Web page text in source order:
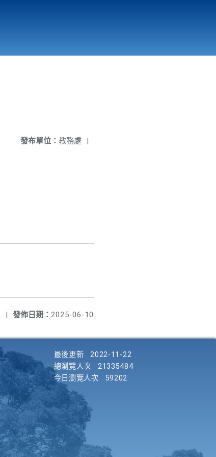
發布單位： 教務處 |
發佈日期： 2025-06-10
|
最後更新
2022-11-22
總瀏覽人次
21335484
今日瀏覽人次
59202